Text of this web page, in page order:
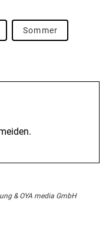
Sommer
& OYA media GmbH